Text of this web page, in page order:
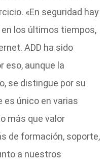
«En seguridad hay
los últimos tiempos,
ADD ha sido
eso, aunque la
se distingue por su
es único en varias
más que valor
de formación, soporte,
a nuestros